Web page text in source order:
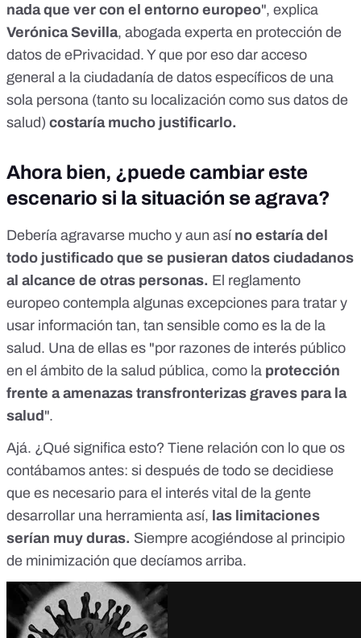
nada que ver con el entorno europeo", explica
Verónica Sevilla, abogada experta en protección de
datos de ePrivacidad. Y que por eso dar acceso
general a la ciudadanía de datos específicos de una
sola persona (tanto su localización como sus datos de
salud) costaría mucho justificarlo.
Ahora bien, ¿puede cambiar este
escenario si la situación se agrava?
Debería agravarse mucho y aun así no estaría del
todo justificado que se pusieran datos ciudadanos
al alcance de otras personas. El reglamento
europeo contempla algunas excepciones para tratar y
usar información tan, tan sensible como es la de la
salud. Una de ellas es "por razones de interés público
en el ámbito de la salud pública, como la protección
frente a amenazas transfronterizas graves para la
salud".
Ajá. ¿Qué significa esto? Tiene relación con lo que os
contábamos antes: si después de todo se decidiese
que es necesario para el interés vital de la gente
desarrollar una herramienta así, las limitaciones
serían muy duras. Siempre acogiéndose al principio
de minimización que decíamos arriba.